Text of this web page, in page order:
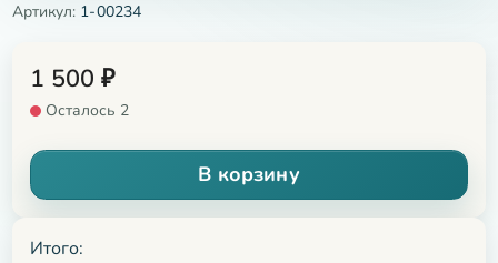
Артикул: 1-00234
1 500 ₽
Осталось 2
В корзину
Итого: